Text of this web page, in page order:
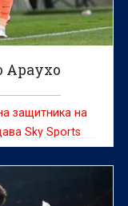
Араухо
защитника на
Sky Sports